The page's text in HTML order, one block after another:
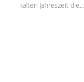
kalten Jahreszeit die...